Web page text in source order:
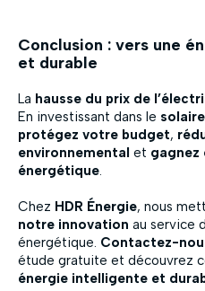
Conclusion : vers une
et durable
La hausse du prix de
En investissant dans le
protégez votre budget,
environnemental et gagnez
énergétique.
Chez HDR Énergie, nous
notre innovation au service
énergétique. Contactez-
étude gratuite et découvrez
énergie intelligente et